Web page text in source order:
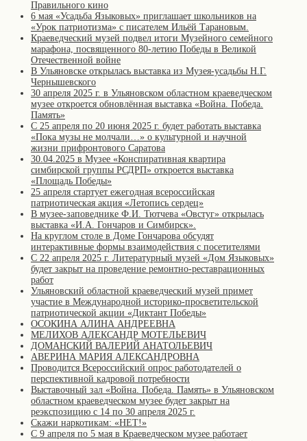
Правильного кино
6 мая «Усадьба Языковых» приглашает школьников на
«Урок патриотизма» с писателем Ильёй Тарановым.
Краеведческий музей подвел итоги Музейного семейного
марафона, посвященного 80-летию Победы в Великой
Отечественной войне
В Ульяновске открылась выставка из Музея-усадьбы Н.Г.
Чернышевского
30 апреля 2025 г. в Ульяновском областном краеведческом
музее откроется обновлённая выставка «Война. Победа.
Память»
С 25 апреля по 20 июня 2025 г. будет работать выставка
«Пока музы не молчали…» о культурной и научной
жизни прифронтового Саратова
30.04.2025 в Музее «Конспиративная квартира
симбирской группы РСДРП» откроется выставка
«Площадь Победы»
25 апреля стартует ежегодная всероссийская
патриотическая акция «Летопись сердец»
В музее-заповеднике Ф.И. Тютчева «Овстуг» открылась
выставка «И.А. Гончаров и Симбирск».
На круглом столе в Доме Гончарова обсудят
интерактивные формы взаимодействия с посетителями
С 22 апреля 2025 г. Литературный музей «Дом Языковых»
будет закрыт на проведение ремонтно-реставрационных
работ
Ульяновский областной краеведческий музей примет
участие в Международной историко-просветительской
патриотической акции «Диктант Победы»
ОСОКИНА АЛИНА АНДРЕЕВНА
МЕЛИХОВ АЛЕКСАНДР МОТЕЛЬЕВИЧ
ДОМАНСКИЙ ВАЛЕРИЙ АНАТОЛЬЕВИЧ
АВЕРИНА МАРИЯ АЛЕКСАНДРОВНА
Проводится Всероссийский опрос работодателей о
перспективной кадровой потребности
Выставочный зал «Война. Победа. Память» в Ульяновском
областном краеведческом музее будет закрыт на
реэкспозицию с 14 по 30 апреля 2025 г.
Скажи наркотикам: «НЕТ!»
С 9 апреля по 5 мая в Краеведческом музее работает